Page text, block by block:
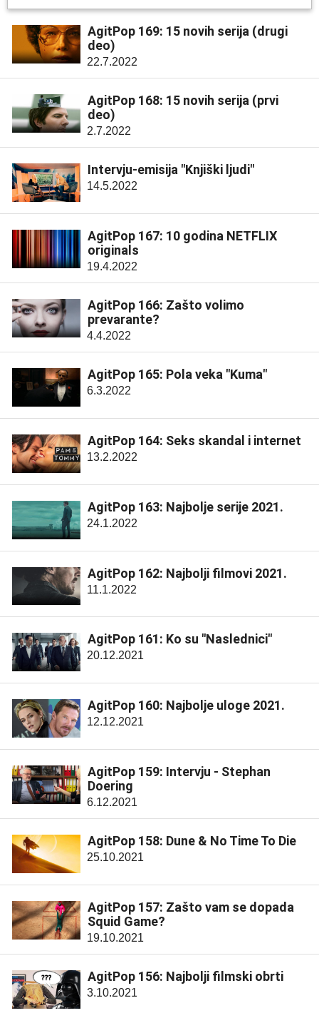
AgitPop 169: 15 novih serija (drugi
deo)
22.7.2022
AgitPop 168: 15 novih serija (prvi
deo)
2.7.2022
Intervju-emisija "Knjiški ljudi"
14.5.2022
AgitPop 167: 10 godina NETFLIX
originals
19.4.2022
AgitPop 166: Zašto volimo
prevarante?
4.4.2022
AgitPop 165: Pola veka "Kuma"
6.3.2022
AgitPop 164: Seks skandal i internet
13.2.2022
AgitPop 163: Najbolje serije 2021.
24.1.2022
AgitPop 162: Najbolji filmovi 2021.
11.1.2022
AgitPop 161: Ko su "Naslednici"
20.12.2021
AgitPop 160: Najbolje uloge 2021.
12.12.2021
AgitPop 159: Intervju - Stephan
Doering
6.12.2021
AgitPop 158: Dune & No Time To Die
25.10.2021
AgitPop 157: Zašto vam se dopada
Squid Game?
19.10.2021
AgitPop 156: Najbolji filmski obrti
3.10.2021